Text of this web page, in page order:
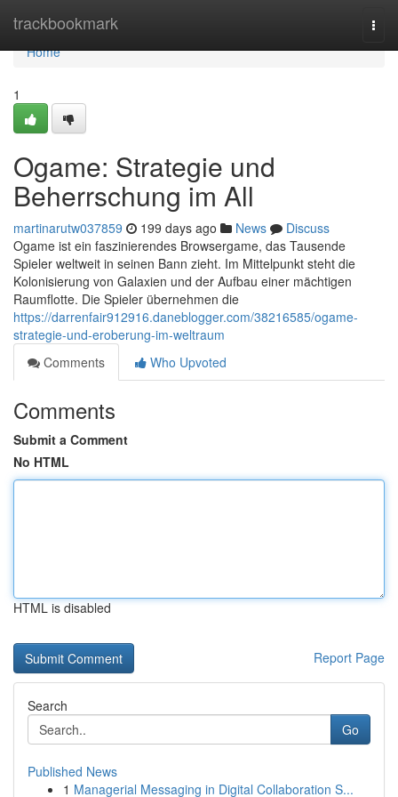
trackbookmark
Home
Home
1
Ogame: Strategie und
Beherrschung im All
martinarutw037859 199 days ago News
Discuss
Ogame ist ein faszinierendes Browsergame, das Tausende
Spieler weltweit in seinen Bann zieht. Im Mittelpunkt steht die
Kolonisierung von Galaxien und der Aufbau einer mächtigen
Raumflotte. Die Spieler übernehmen die
https://darrenfair912916.daneblogger.com/38216585/ogame-
strategie-und-eroberung-im-weltraum
Comments
Who Upvoted
Comments
Submit a Comment
No HTML
HTML is disabled
Report Page
Search
Go
Published News
1 Managerial Messaging in Digital Collaboration S...